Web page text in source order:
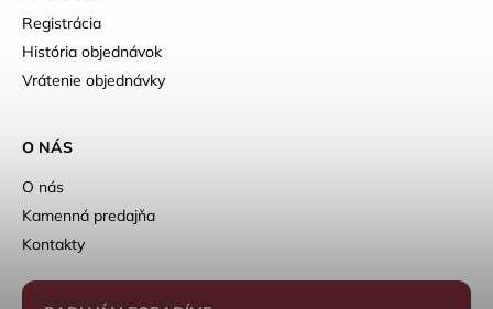
Registrácia
História objednávok
Vrátenie objednávky
O NÁS
O nás
Kamenná predajňa
Kontakty